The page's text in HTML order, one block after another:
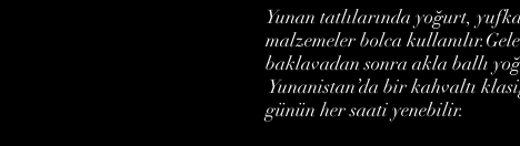
Yunan tatlılarında yoğurt,
malzemeler bolca
baklavadan sonra akla ballı
Yunanistan’da bir kahvaltı
günün her saati yenebilir.